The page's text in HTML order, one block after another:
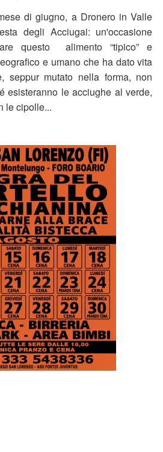
di giugno, a Dronero in Valle
degli Acciugai: un'occasione
questo alimento “tipico” e
e umano che ha dato vita
seppur mutato nella forma, non
esisteranno le acciughe al verde,
le cipolle...